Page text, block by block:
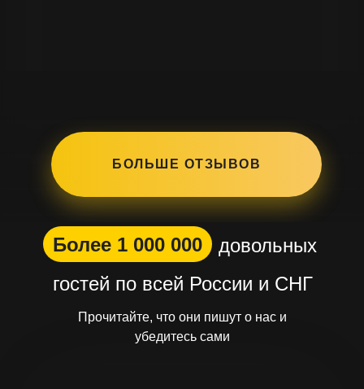
БОЛЬШЕ ОТЗЫВОВ
Более 1 000 000
довольных
гостей по всей России и СНГ
Прочитайте, что они пишут о нас и
убедитесь сами